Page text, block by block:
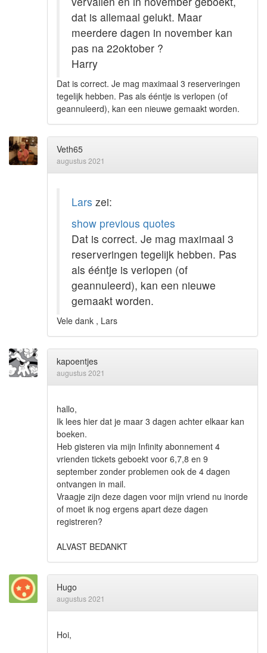
dat is allemaal gelukt. Maar
meerdere dagen in november kan
pas na 22oktober ?
Harry
Dat is correct. Je mag maximaal 3 reserveringen
tegelijk hebben. Pas als ééntje is verlopen (of
geannuleerd), kan een nieuwe gemaakt worden.
Veth65
augustus 2021
Lars zei:
show previous quotes
Dat is correct. Je mag maximaal 3
reserveringen tegelijk hebben. Pas
als ééntje is verlopen (of
geannuleerd), kan een nieuwe
gemaakt worden.
Vele dank , Lars
kapoentjes
augustus 2021
hallo,
Ik lees hier dat je maar 3 dagen achter elkaar kan
boeken.
Heb gisteren via mijn Infinity abonnement 4
vrienden tickets geboekt voor 6,7,8 en 9
september zonder problemen ook de 4 dagen
ontvangen in mail.
Vraagje zijn deze dagen voor mijn vriend nu inorde
of moet ik nog ergens apart deze dagen
registreren?
ALVAST BEDANKT
Hugo
augustus 2021
Hoi,